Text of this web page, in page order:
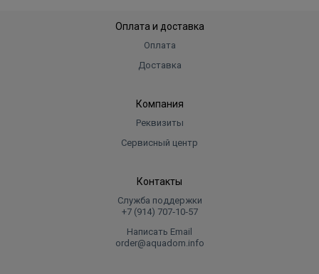
Оплата и доставка
Оплата
Доставка
Компания
Реквизиты
Сервисный центр
Контакты
Служба поддержки
+7 (914) 707‑10‑57
Написать Email
order@aquadom.info